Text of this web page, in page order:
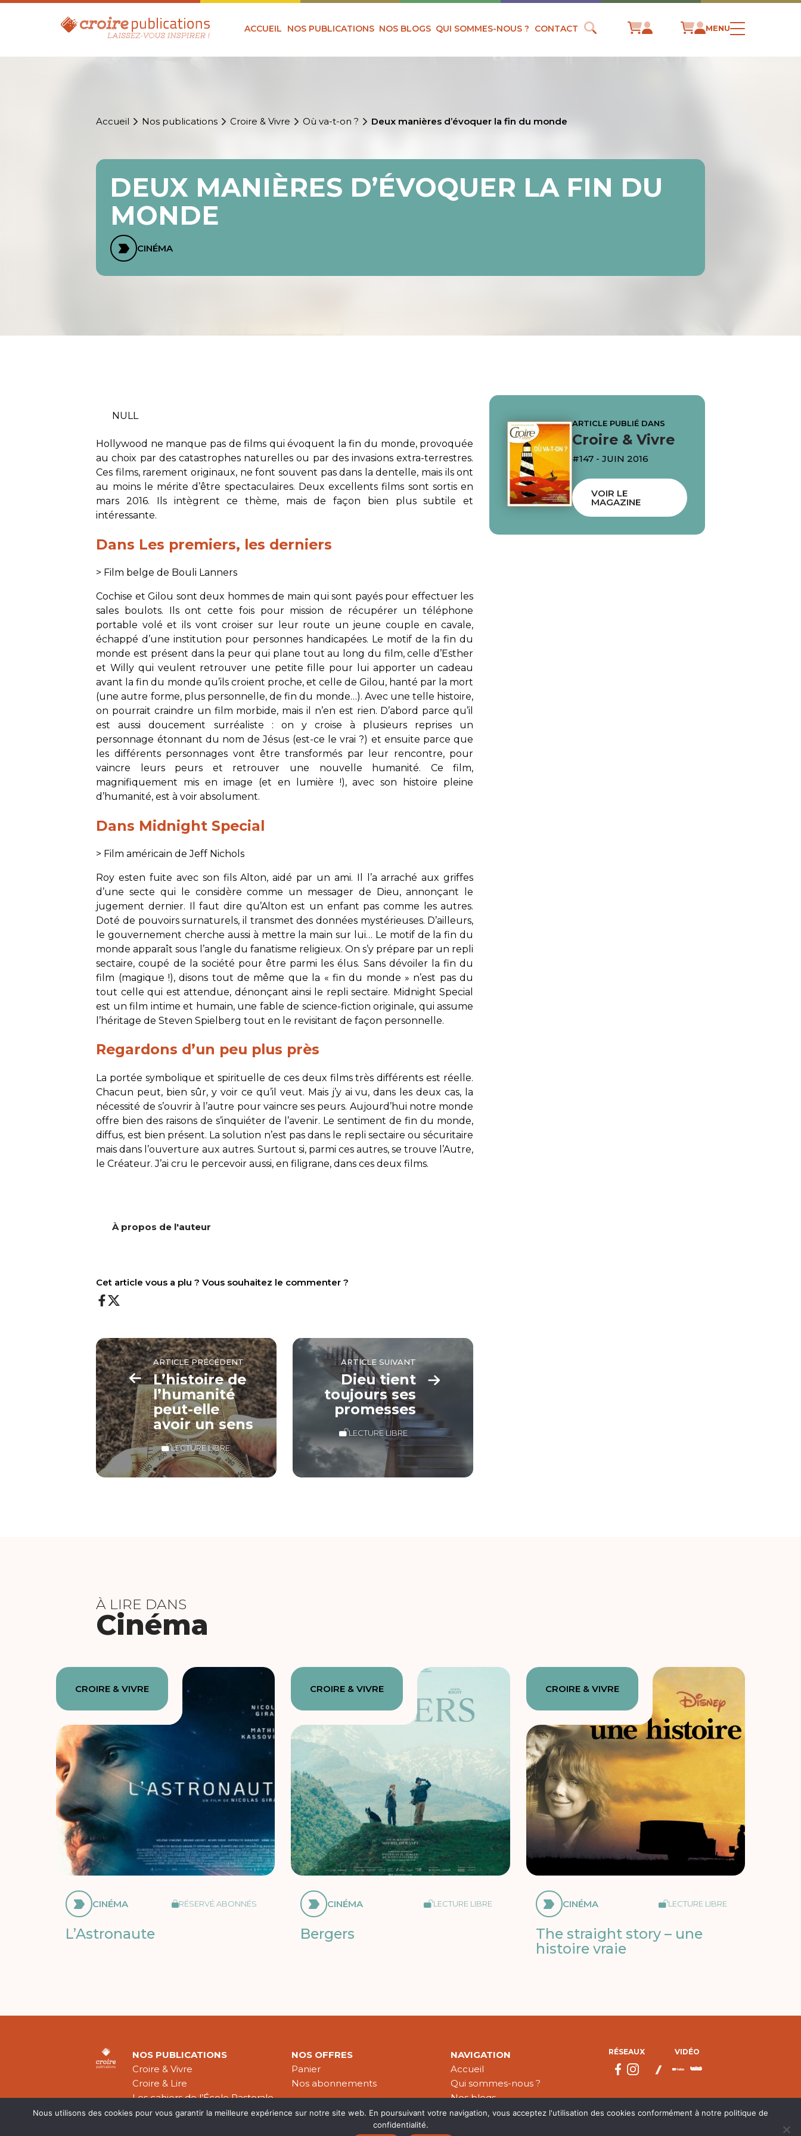
ACCUEIL NOS PUBLICATIONS NOS BLOGS QUI SOMMES-NOUS ? CONTACT MENU
Accueil Nos publications Croire & Vivre Où va-t-on ? Deux manières d’évoquer la fin du monde
DEUX MANIÈRES D’ÉVOQUER LA FIN DU
MONDE
CINÉMA
NULL
Hollywood ne manque pas de films qui évoquent la fin du monde, provoquée
au choix par des catastrophes naturelles ou par des invasions extra-terrestres.
Ces films, rarement originaux, ne font souvent pas dans la dentelle, mais ils ont
au moins le mérite d’être spectaculaires. Deux excellents films sont sortis en
mars 2016. Ils intègrent ce thème, mais de façon bien plus subtile et
intéressante.
Dans Les premiers, les derniers
> Film belge de Bouli Lanners
Cochise et Gilou sont deux hommes de main qui sont payés pour effectuer les
sales boulots. Ils ont cette fois pour mission de récupérer un téléphone
portable volé et ils vont croiser sur leur route un jeune couple en cavale,
échappé d’une institution pour personnes handicapées. Le motif de la fin du
monde est présent dans la peur qui plane tout au long du film, celle d’Esther
et Willy qui veulent retrouver une petite fille pour lui apporter un cadeau
avant la fin du monde qu’ils croient proche, et celle de Gilou, hanté par la mort
(une autre forme, plus personnelle, de fin du monde…). Avec une telle histoire,
on pourrait craindre un film morbide, mais il n’en est rien. D’abord parce qu’il
est aussi doucement surréaliste : on y croise à plusieurs reprises un
personnage étonnant du nom de Jésus (est-ce le vrai ?) et ensuite parce que
les différents personnages vont être transformés par leur rencontre, pour
vaincre leurs peurs et retrouver une nouvelle humanité. Ce film,
magnifiquement mis en image (et en lumière !), avec son histoire pleine
d’humanité, est à voir absolument.
Dans Midnight Special
> Film américain de Jeff Nichols
Roy esten fuite avec son fils Alton, aidé par un ami. Il l’a arraché aux griffes
d’une secte qui le considère comme un messager de Dieu, annonçant le
jugement dernier. Il faut dire qu’Alton est un enfant pas comme les autres.
Doté de pouvoirs surnaturels, il transmet des données mystérieuses. D’ailleurs,
le gouvernement cherche aussi à mettre la main sur lui… Le motif de la fin du
monde apparaît sous l’angle du fanatisme religieux. On s’y prépare par un repli
sectaire, coupé de la société pour être parmi les élus. Sans dévoiler la fin du
film (magique !), disons tout de même que la « fin du monde » n’est pas du
tout celle qui est attendue, dénonçant ainsi le repli sectaire. Midnight Special
est un film intime et humain, une fable de science-fiction originale, qui assume
l’héritage de Steven Spielberg tout en le revisitant de façon personnelle.
Regardons d’un peu plus près
La portée symbolique et spirituelle de ces deux films très différents est réelle.
Chacun peut, bien sûr, y voir ce qu’il veut. Mais j’y ai vu, dans les deux cas, la
nécessité de s’ouvrir à l’autre pour vaincre ses peurs. Aujourd’hui notre monde
offre bien des raisons de s’inquiéter de l’avenir. Le sentiment de fin du monde,
diffus, est bien présent. La solution n’est pas dans le repli sectaire ou sécuritaire
mais dans l’ouverture aux autres. Surtout si, parmi ces autres, se trouve l’Autre,
le Créateur. J’ai cru le percevoir aussi, en filigrane, dans ces deux films.
À propos de l'auteur
Cet article vous a plu ? Vous souhaitez le commenter ?
ARTICLE PRÉCÉDENT
L’histoire de
l’humanité
peut-elle
avoir un sens
LECTURE LIBRE
ARTICLE SUIVANT
Dieu tient
toujours ses
promesses
LECTURE LIBRE
ARTICLE PUBLIÉ DANS
Croire & Vivre
#147 - JUIN 2016
VOIR LE
MAGAZINE
À LIRE DANS
Cinéma
CROIRE & VIVRE
CINÉMA RÉSERVÉ ABONNÉS
L’Astronaute
CROIRE & VIVRE
CINÉMA LECTURE LIBRE
Bergers
CROIRE & VIVRE
CINÉMA LECTURE LIBRE
The straight story – une
histoire vraie
NOS PUBLICATIONS
Croire & Vivre
Croire & Lire
Les cahiers de l’École Pastorale
Théologie Évangélique
NOS OFFRES
Panier
Nos abonnements
NAVIGATION
Accueil
Qui sommes-nous ?
Nos blogs
Nos publications
RÉSEAUX VIDÉO
Nous utilisons des cookies pour vous garantir la meilleure expérience sur notre site web. En poursuivant votre navigation, vous acceptez l'utilisation des cookies conformément à notre politique de
confidentialité.